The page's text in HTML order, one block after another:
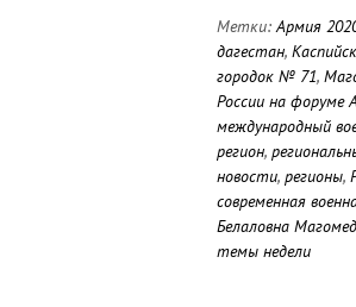
Метки:Армия
дагестан, Каспийск
городок № 71,
России на форуме
международный
регион,
новости, регионы,
современная
Белаловна
темы недели